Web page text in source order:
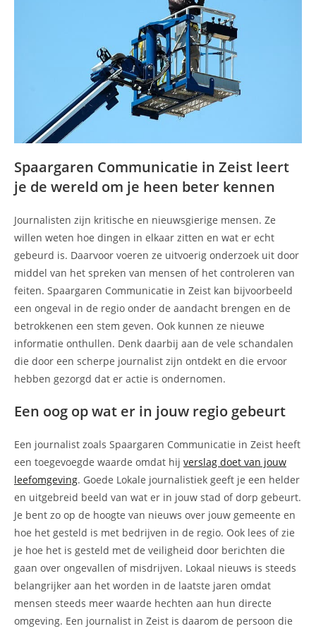
Spaargaren Communicatie in Zeist leert
je de wereld om je heen beter kennen
Journalisten zijn kritische en nieuwsgierige mensen. Ze
willen weten hoe dingen in elkaar zitten en wat er echt
gebeurd is. Daarvoor voeren ze uitvoerig onderzoek uit door
middel van het spreken van mensen of het controleren van
feiten. Spaargaren Communicatie in Zeist kan bijvoorbeeld
een ongeval in de regio onder de aandacht brengen en de
betrokkenen een stem geven. Ook kunnen ze nieuwe
informatie onthullen. Denk daarbij aan de vele schandalen
die door een scherpe journalist zijn ontdekt en die ervoor
hebben gezorgd dat er actie is ondernomen.
Een oog op wat er in jouw regio gebeurt
Een journalist zoals Spaargaren Communicatie in Zeist heeft
een toegevoegde waarde omdat hij verslag doet van jouw
leefomgeving. Goede Lokale journalistiek geeft je een helder
en uitgebreid beeld van wat er in jouw stad of dorp gebeurt.
Je bent zo op de hoogte van nieuws over jouw gemeente en
hoe het gesteld is met bedrijven in de regio. Ook lees of zie
je hoe het is gesteld met de veiligheid door berichten die
gaan over ongevallen of misdrijven. Lokaal nieuws is steeds
belangrijker aan het worden in de laatste jaren omdat
mensen steeds meer waarde hechten aan hun directe
omgeving. Een journalist in Zeist is daarom de persoon die